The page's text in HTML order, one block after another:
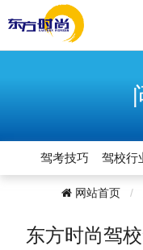
驾考技巧 驾校行
网站首页
东方时尚驾